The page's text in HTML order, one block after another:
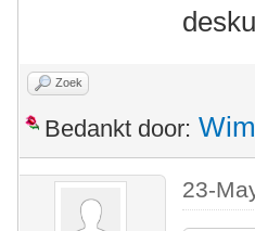
Zoek
Bedankt door:
23-